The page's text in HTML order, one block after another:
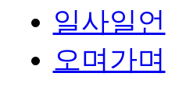
일사일언
오며가며